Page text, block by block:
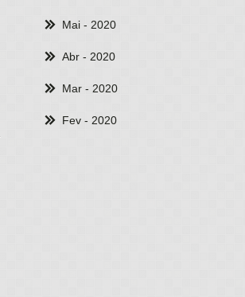
Mai - 2020
Abr - 2020
Mar - 2020
Fev - 2020